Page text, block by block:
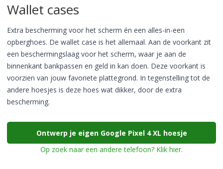
Wallet cases
Extra bescherming voor het scherm én een alles-in-een
opberghoes. De wallet case is het allemaal. Aan de voorkant zit
een beschermingslaag voor het scherm, waar je aan de
binnenkant bankpassen en geld in kan doen. Deze voorkant is
voorzien van jouw favoriete plattegrond. In tegenstelling tot de
andere hoesjes is deze hoes wat dikker, door de extra
bescherming.
Ontwerp je eigen Google Pixel 4 XL hoesje
Op zoek naar een andere telefoon? Klik hier.